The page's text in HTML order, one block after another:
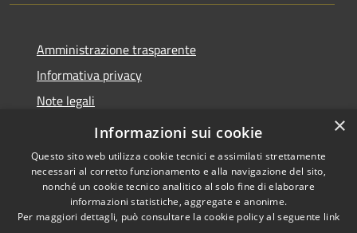
Amministrazione trasparente
Informativa privacy
Note legali
Dichiarazione di accessibilità
Accessibilità
Copyright © 2026 • Comune di
Seniga • Powered by
×
Informazioni sui cookie
Questo sito web utilizza cookie tecnici e assimilati strettamente
necessari al corretto funzionamento e alla navigazione del sito,
nonché un cookie tecnico analitico al solo fine di elaborare
informazioni statistiche, aggregate e anonime.
Per maggiori dettagli, può consultare la cookie policy al seguente link